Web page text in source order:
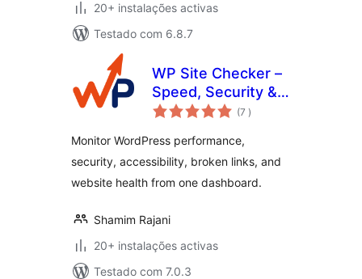
20+ instalações activas
Testado com 6.8.7
WP Site Checker –
Speed, Security &
QA Monitoring
(7 classificações
)
Monitor WordPress performance,
security, accessibility, broken links, and
website health from one dashboard.
Shamim Rajani
20+ instalações activas
Testado com 7.0.3